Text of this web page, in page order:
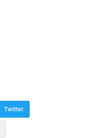
Twitter